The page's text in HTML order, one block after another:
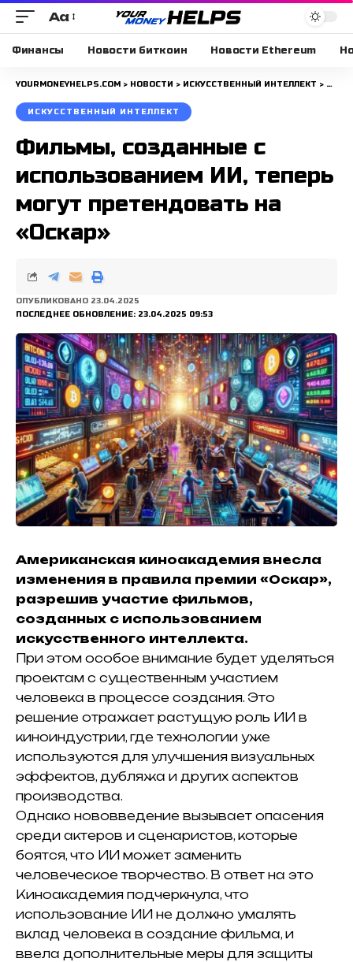
Размера
шрифта
Aa
Финансы Новости биткоин Новости Ethereum
YOURMONEYHELPS.COM > НОВОСТИ > ИСКУССТВЕННЫЙ ИНТЕЛЛЕКТ >
ИСКУССТВЕННЫЙ ИНТЕЛЛЕКТ
Фильмы, созданные с
использованием ИИ, теперь
могут претендовать на
«Оскар»
ПОСЛЕДНЕЕ ОБНОВЛЕНИЕ: 23.04.2025 09:53
ОПУБЛИКОВАНО 23.04.2025
Американская киноакадемия внесла
изменения в правила премии «Оскар»,
разрешив участие фильмов,
созданных с использованием
искусственного интеллекта.
При этом особое внимание будет уделяться
проектам с существенным участием
человека в процессе создания. Это
решение отражает растущую роль ИИ в
киноиндустрии, где технологии уже
используются для улучшения визуальных
эффектов, дубляжа и других аспектов
производства.
Однако нововведение вызывает опасения
среди актеров и сценаристов, которые
боятся, что ИИ может заменить
человеческое творчество. В ответ на это
Киноакадемия подчеркнула, что
использование ИИ не должно умалять
вклад человека в создание фильма, и
ввела дополнительные меры для защиты